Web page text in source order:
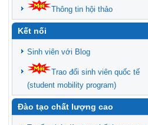
Thông tin hội thảo
Kết nối
Sinh viên với Blog
Trao đổi sinh viên quốc tế
(student mobility program)
Đào tạo chất lượng cao